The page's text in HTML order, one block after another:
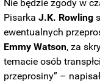
Nie będzie zgody w
Pisarka J.K. Rowling
ewentualnych
Emmy Watson, za
temacie osób
przeprosiny” –